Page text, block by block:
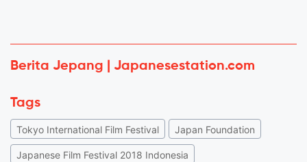
Berita Jepang | Japanesestation.com
Tags
Tokyo International Film Festival Japan Foundation
Japanese Film Festival 2018 Indonesia